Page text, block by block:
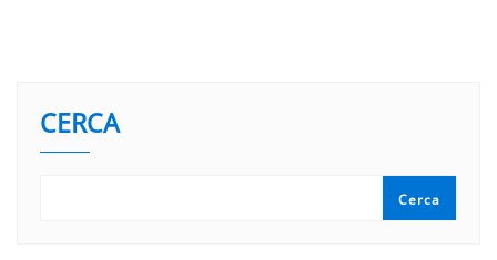
CERCA
Cerca